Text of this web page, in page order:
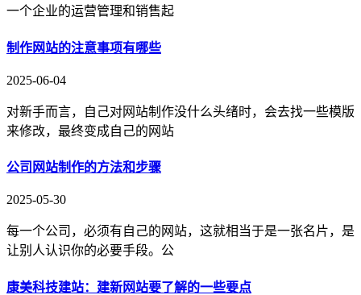
一个企业的运营管理和销售起
制作网站的注意事项有哪些
2025-06-04
对新手而言，自己对网站制作没什么头绪时，会去找一些模版
来修改，最终变成自己的网站
公司网站制作的方法和步骤
2025-05-30
每一个公司，必须有自己的网站，这就相当于是一张名片，是
让别人认识你的必要手段。公
康美科技建站：建新网站要了解的一些要点